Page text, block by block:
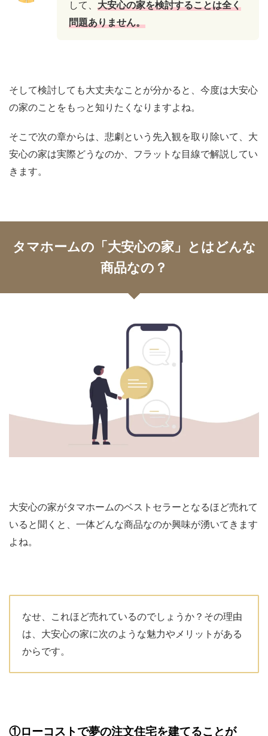
して、 大安心の家を検討することは全く
問題ありません。
そして検討しても大丈夫なことが分かると、今度は大安心
の家のことをもっと知りたくなりますよね。
そこで次の章からは、悲劇という先入観を取り除いて、大
安心の家は実際どうなのか、フラットな目線で解説してい
きます。
タマホームの「大安心の家」とはどんな
商品なの？
大安心の家がタマホームのベストセラーとなるほど売れて
いると聞くと、一体どんな商品なのか興味が湧いてきます
よね。
なせ、これほど売れているのでしょうか？その理由
は、大安心の家に次のような魅力やメリットがある
からです。
①ローコストで夢の注文住宅を建てることが